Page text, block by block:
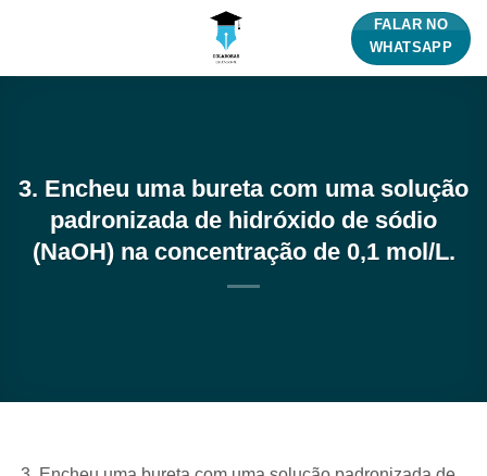
FALAR NO
WHATSAPP
3. Encheu uma bureta com uma solução
padronizada de hidróxido de sódio
(NaOH) na concentração de 0,1 mol/L.